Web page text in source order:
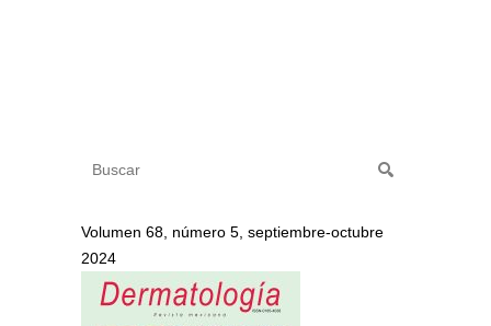
Volumen 68, número 5, septiembre-octubre
2024